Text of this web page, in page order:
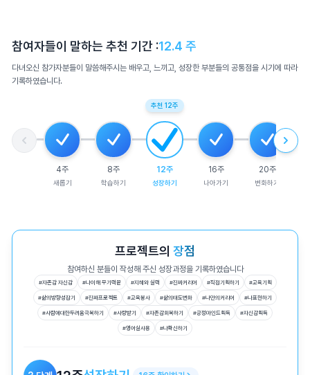
참여자들이 말하는 추천 기간 :12.4 주
다녀오신 참가자분들이 말씀해주시는 배우고, 느끼고, 성장한 부분들의 공통점을 시기에 따라
기록하였습니다.
4주
새롭기
8주
학습하기
추천 12주
12주
성장하기
16주
나아가기
20주
변화하기
프로젝트의 장점
참여하신 분들이 작성해 주신 성장과정을 기록하였습니다
#자존감 자신감 #나이해 무기력끝 #지혜와 실력 #진짜커리어 #직접기획하기 #교육기획
#삶의방향성잡기 #진짜프로젝트 #교육봉사 #삶의태도변화 #나만의커리어 #나표현하기
#사람에대한두려움극복하기 #사랑받기 #자존감회복하기 #긍정마인드획득 #자신감획득
#영어실사용 #나확신하기